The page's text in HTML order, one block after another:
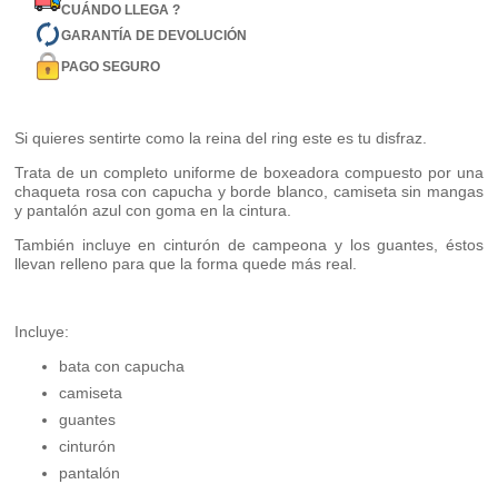
CUÁNDO LLEGA ?
GARANTÍA DE DEVOLUCIÓN
PAGO SEGURO
Si quieres sentirte como la reina del ring este es tu disfraz.
Trata de un completo uniforme de boxeadora compuesto por una
chaqueta rosa con capucha y borde blanco, camiseta sin mangas
y pantalón azul con goma en la cintura.
También incluye en cinturón de campeona y los guantes, éstos
llevan relleno para que la forma quede más real.
Incluye:
bata con capucha
camiseta
guantes
cinturón
pantalón